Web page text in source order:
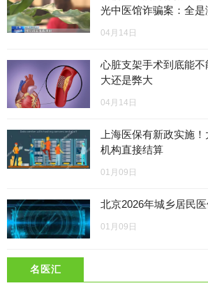
光中医馆诈骗案：全是
04月14日
心脏支架手术到底能不
大还是弊大
04月14日
上海医保有新政实施
机构直接结算
01月09日
北京2026年城乡居民
01月09日
名医汇